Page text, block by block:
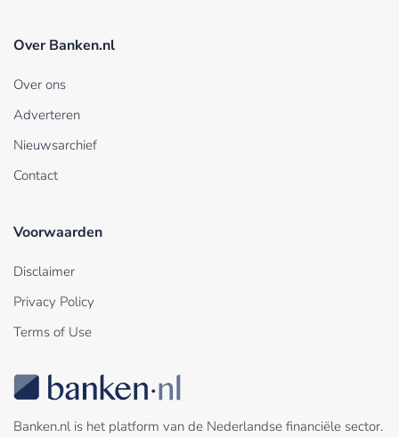
Over Banken.nl
Over ons
Adverteren
Nieuwsarchief
Contact
Voorwaarden
Disclaimer
Privacy Policy
Terms of Use
Banken.nl is het platform van de Nederlandse financiële sector.